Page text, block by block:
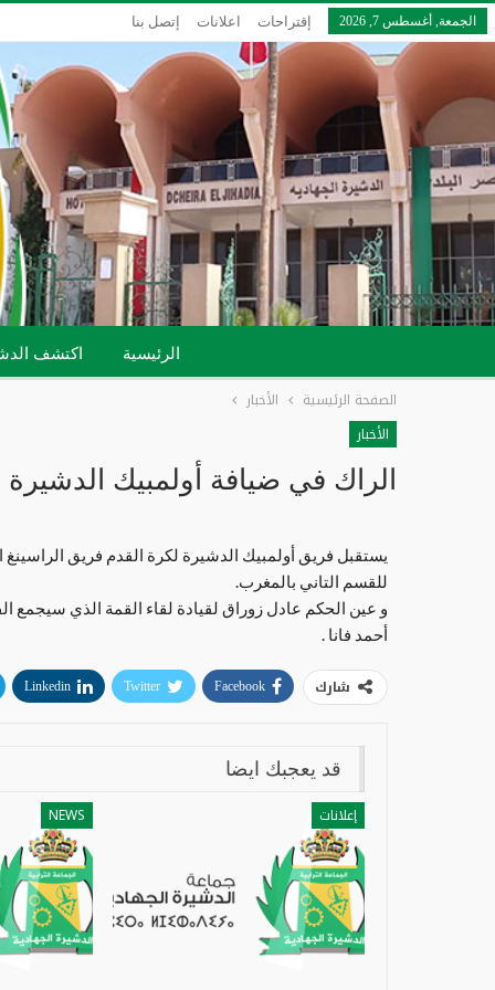
الجمعة, أغسطس 7, 2026 إقتراحات اعلانات إتصل بنا
الرئيسية اكتشف
الصفحة الرئيسية
الأخبار
الأخبار
الراك في ضيافة أولمبيك
يستقبل فريق أولمبيك الدشيرة لكرة القدم فريق الراسينغ
للقسم التاني بالمغرب.
و عين الحكم عادل زوراق لقيادة لقاء القمة الذي سيجمع
أحمد فانا .
شارك Facebook
Twitter
Linkedin
قد يعجبك ايضا
إعلانات NEWS